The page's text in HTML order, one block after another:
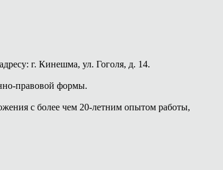
г. Кинешма, ул. Гоголя, д. 14.
правовой формы.
с более чем 20-летним опытом работы,